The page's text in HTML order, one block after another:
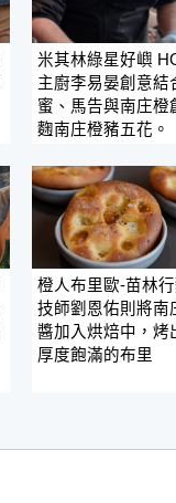
米其林綠星好嶼
主廚李易晏創意結
蜜、馬告與南庄橙
麴南庄橙豬五花。
橙人布里歐-苗林
技師劉恩佑則將南
醬加入烘焙中，烤
厚度飽滿的布里